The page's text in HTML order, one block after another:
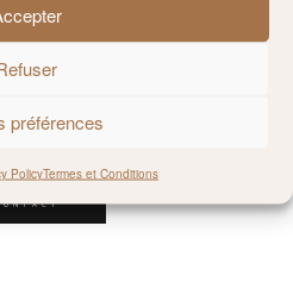
préférences
PolicyTermes et Conditions